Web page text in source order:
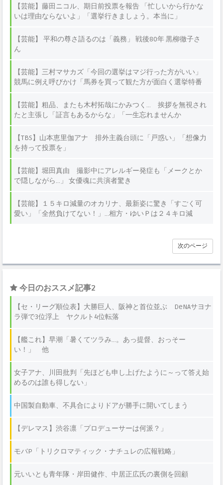
【芸能】藤田ニコル、期日前投票を報告 「忙しいから行かな
いは理由ならないよ」「選挙行きましょう。本当に」
【芸能】 平和の尊さ語るのは「義務」 戦後80年 黒柳徹子さ
ん
【芸能】三村マサカズ「今回の選挙はマジ行った方がいい」
競馬に例え呼びかけ「馬券を買って観た方が面白く選挙特番
【芸能】粗品、またも木村拓哉にかみつく… 挨拶を無視され
たと主張し「証言もあるからな」「一生忘れませんか
【TBS】山本恵里伽アナ 排外主義台頭に「戸惑い」「想像力
を持って投票を」
【芸能】堀田真由 撮影中にアレルギー発症も「メークとか
で隠しながら…」 女優魂に共演者驚き
【芸能】１５キロ減量のオカリナ、最新姿に驚き「すごく可
愛い」「全然負けてない！」…相方・ゆいＰは２４キロ減
次のページ